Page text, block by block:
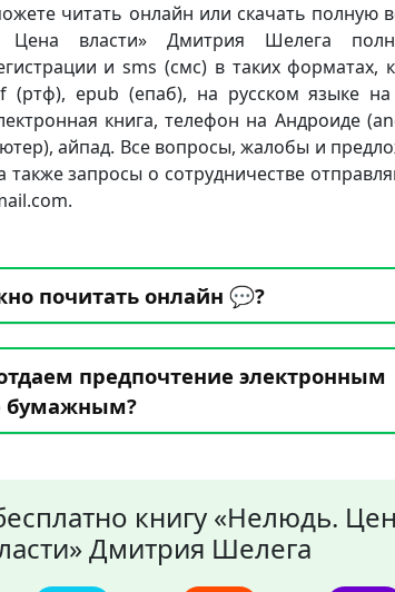
читать онлайн или скачать полную
Цена власти» Дмитрия Шелега
и sms (смс) в таких форматах,
(ртф), epub (епаб), на русском языке на
книга, телефон на Андроиде
айпад. Все вопросы, жалобы и
также запросы о сотрудничестве
почитать онлайн 💬?
предпочтение электронным
бумажным?
книгу «Нелюдь.
Дмитрия Шелега